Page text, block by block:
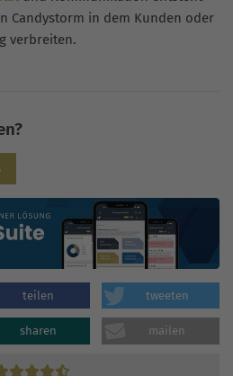
Candystorm in dem Kunden oder
verbreiten.
teilen tweeten
sharen mailen